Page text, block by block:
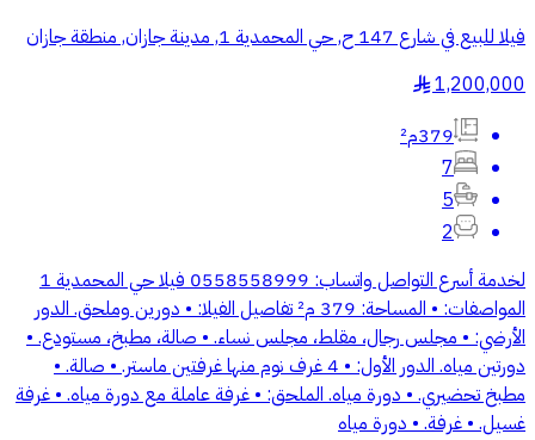
فيلا للبيع في شارع 147 ح, حي المحمدية 1, مدينة جازان, منطقة جازان
1,200,000
§
379م²
7
5
2
لخدمة أسرع التواصل واتساب: 0558558999 فيلا حي المحمدية 1
المواصفات: • المساحة: 379 م² تفاصيل الفيلا: • دورين وملحق. الدور
الأرضي: • مجلس رجال، مقلط، مجلس نساء. • صالة، مطبخ، مستودع. •
دورتين مياه. الدور الأول: • 4 غرف نوم منها غرفتين ماستر. • صالة. •
مطبخ تحضيري. • دورة مياه. الملحق: • غرفة عاملة مع دورة مياه. • غرفة
غسيل. • غرفة. • دورة مياه